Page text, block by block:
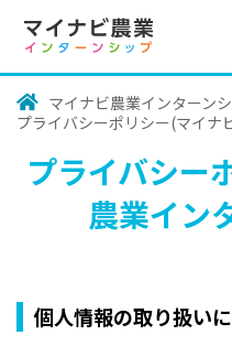
マイナビ農業インターン
プライバシーポリシー(マイナ
プライバシー
農業イン
個人情報の取り扱い